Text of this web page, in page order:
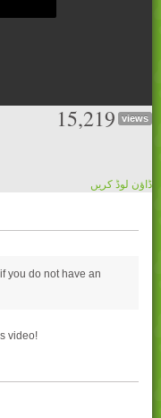
15,219 views
ڈاؤن لوڈ کریں
you do not have an
video!